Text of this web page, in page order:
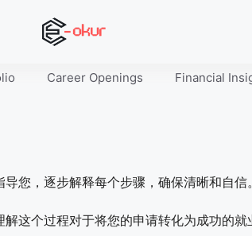
Career Openings Financial
您，逐步解释每个步骤，确保清晰和自信
这个过程对于将您的申请转化为成功的就